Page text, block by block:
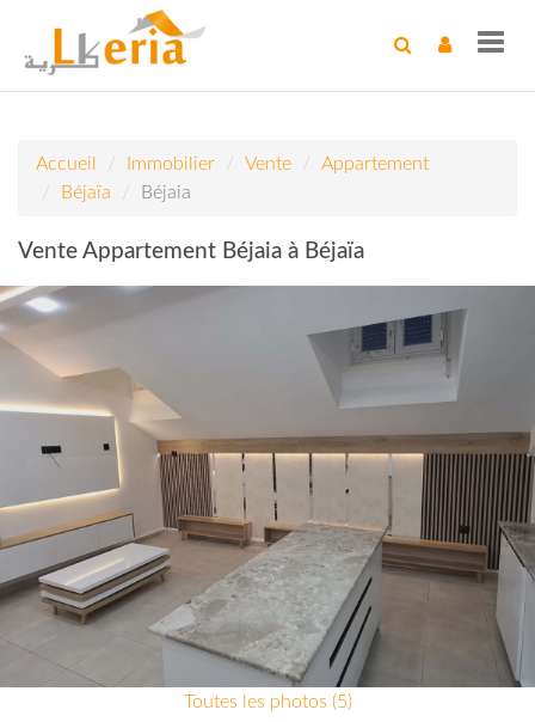
Accueil Immobilier Vente
Appartement
Béjaïa
Béjaia
Vente Appartement Béjaia à Béjaïa
Toutes les photos (5)